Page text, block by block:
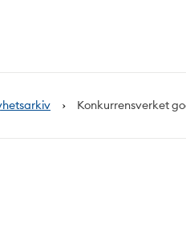
Konkurrensverket